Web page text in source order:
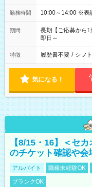
勤務時間 10:00
期間
長期【ご応募から1
即日～
特徴 履歴書不要 / シフ
気になる！
【8/15・16】＜セ
のチケット確認や会
アルバイト 職種未経験OK
ブランクOK